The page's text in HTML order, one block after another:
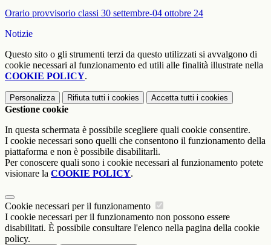
Orario provvisorio classi 30 settembre-04 ottobre 24
Notizie
Questo sito o gli strumenti terzi da questo utilizzati si avvalgono di
cookie necessari al funzionamento ed utili alle finalità illustrate nella
COOKIE POLICY.
Personalizza Rifiuta tutti i cookies Accetta tutti i cookies
Gestione cookie
In questa schermata è possibile scegliere quali cookie consentire.
I cookie necessari sono quelli che consentono il funzionamento della
piattaforma e non è possibile disabilitarli.
Per conoscere quali sono i cookie necessari al funzionamento potete
visionare la COOKIE POLICY.
Cookie necessari per il funzionamento
I cookie necessari per il funzionamento non possono essere
disabilitati. È possibile consultare l'elenco nella pagina della cookie
policy.